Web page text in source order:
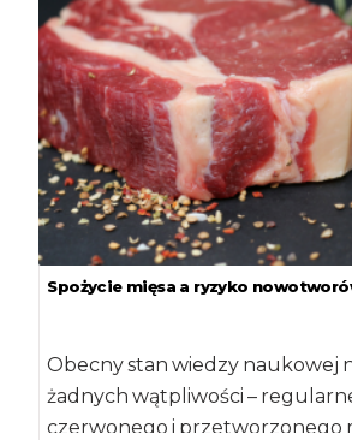
Spożycie mięsa a ryzyko
Obecny stan wiedzy naukowej
żadnych wątpliwości –
czerwonego i przetworzonego